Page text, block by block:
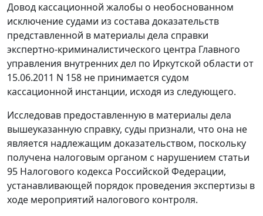
Довод кассационной жалобы о необоснованном
исключение судами из состава доказательств
представленной в материалы дела справки
экспертно-криминалистического центра Главного
управления внутренних дел по Иркутской области от
15.06.2011 N 158 не принимается судом
кассационной инстанции, исходя из следующего.
Исследовав предоставленную в материалы дела
вышеуказанную справку, суды признали, что она не
является надлежащим доказательством, поскольку
получена налоговым органом с нарушением статьи
95 Налогового кодекса Российской Федерации,
устанавливающей порядок проведения экспертизы в
ходе мероприятий налогового контроля.